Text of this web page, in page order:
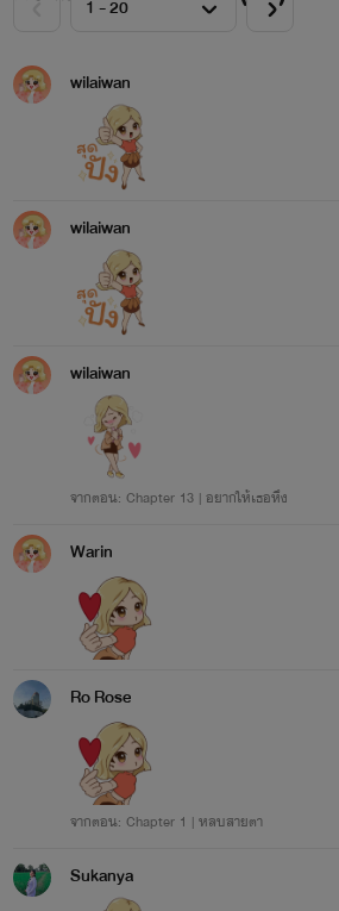
wilaiwan
wilaiwan
wilaiwan
จากตอน: Chapter 13 | อยากให้เธอหึง
Warin
Ro Rose
จากตอน: Chapter 1 | หลบสายตา
Sukanya